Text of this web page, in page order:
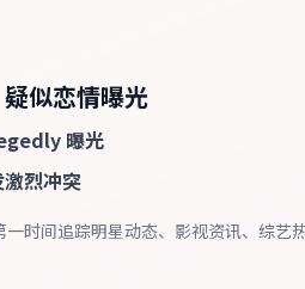
似恋情曝光
曝光
烈冲突
时间追踪明星动态、影视资讯、综艺